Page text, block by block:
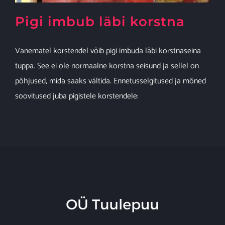
Pigi imbub läbi korstna
Vanematel korstendel võib pigi imbuda läbi korstnaseina
tuppa. See ei ole normaalne korstna seisund ja sellel on
põhjused, mida saaks vältida. Ennetusselgitused ja mõned
soovitused juba pigistele korstendele: